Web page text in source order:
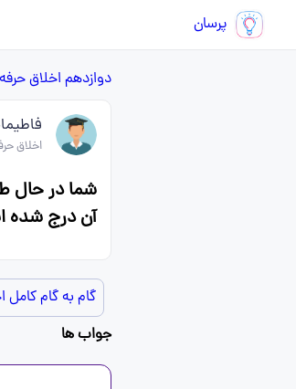
پرسان
دوازدهم اخلاق
اخلاق
شما در حال
آن درج شده
گام به گام کامل
جواب ها